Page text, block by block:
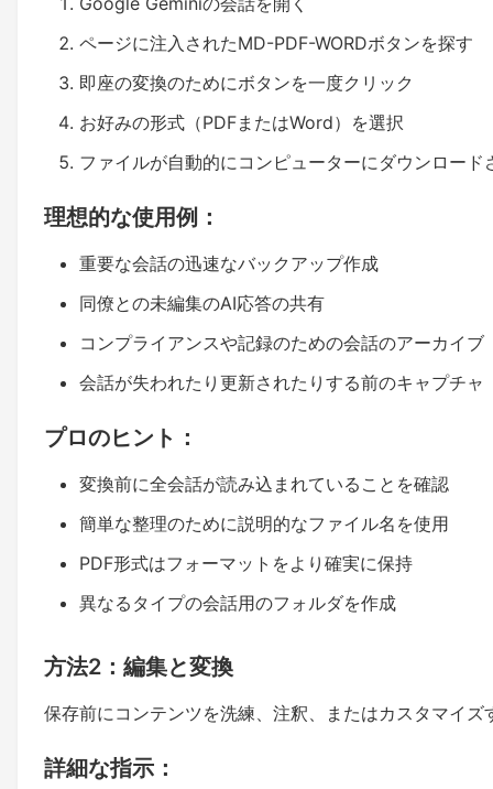
ページに注入されたMD-PDF-WORDボタンを探す
即座の変換のためにボタンを一度クリック
お好みの形式（PDFまたはWord）を選択
ファイルが自動的にコンピューターにダウンロード
理想的な使用例：
重要な会話の迅速なバックアップ作成
同僚との未編集のAI応答の共有
コンプライアンスや記録のための会話のアーカイブ
会話が失われたり更新されたりする前のキャプチャ
プロのヒント：
変換前に全会話が読み込まれていることを確認
簡単な整理のために説明的なファイル名を使用
PDF形式はフォーマットをより確実に保持
異なるタイプの会話用のフォルダを作成
方法2：編集と変換
保存前にコンテンツを洗練、注釈、またはカスタマイズ
詳細な指示：